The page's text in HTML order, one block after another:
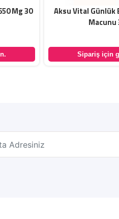
Mg 30
Aksu Vital Günlük
Macunu
Sipariş için